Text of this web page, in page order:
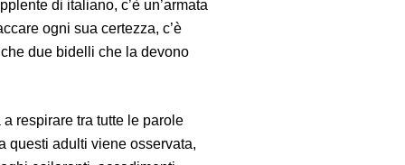
di italiano, c’è un’armata
ogni sua certezza, c’è
due bidelli che la devono
respirare tra tutte le parole
questi adulti viene osservata,